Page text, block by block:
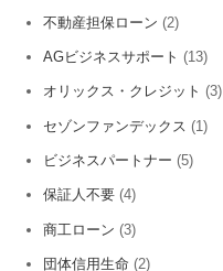
不動産担保ローン (2)
AGビジネスサポート (13)
オリックス・クレジット (3)
セゾンファンデックス (1)
ビジネスパートナー (5)
保証人不要 (4)
商工ローン (3)
団体信用生命 (2)